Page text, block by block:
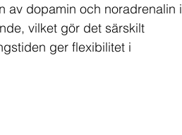
av dopamin och noradrenalin i
vilket gör det särskilt
ger flexibilitet i